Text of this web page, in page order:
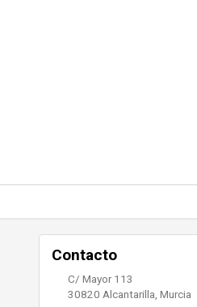
Contacto
C/ Mayor 113
30820 Alcantarilla, Murcia